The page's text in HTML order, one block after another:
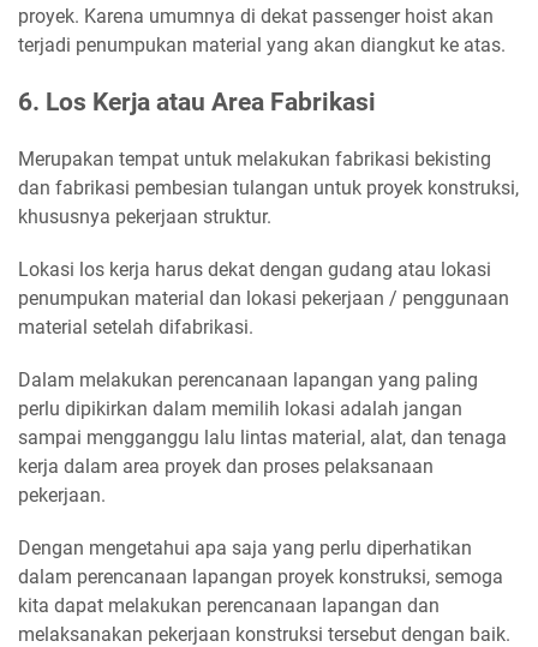
proyek. Karena umumnya di dekat passenger hoist akan
terjadi penumpukan material yang akan diangkut ke atas.
6. Los Kerja atau Area Fabrikasi
Merupakan tempat untuk melakukan fabrikasi bekisting
dan fabrikasi pembesian tulangan untuk proyek konstruksi,
khususnya pekerjaan struktur.
Lokasi los kerja harus dekat dengan gudang atau lokasi
penumpukan material dan lokasi pekerjaan / penggunaan
material setelah difabrikasi.
Dalam melakukan perencanaan lapangan yang paling
perlu dipikirkan dalam memilih lokasi adalah jangan
sampai mengganggu lalu lintas material, alat, dan tenaga
kerja dalam area proyek dan proses pelaksanaan
pekerjaan.
Dengan mengetahui apa saja yang perlu diperhatikan
dalam perencanaan lapangan proyek konstruksi, semoga
kita dapat melakukan perencanaan lapangan dan
melaksanakan pekerjaan konstruksi tersebut dengan baik.